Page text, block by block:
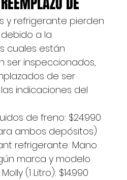
y refrigerante pierden
a la
cuales están
ser inspeccionados,
de ser
indicaciones del
de freno: $24.990
ambos depósitos)
refrigerante: Mano
marca y modelo
(1 Litro): $14.990